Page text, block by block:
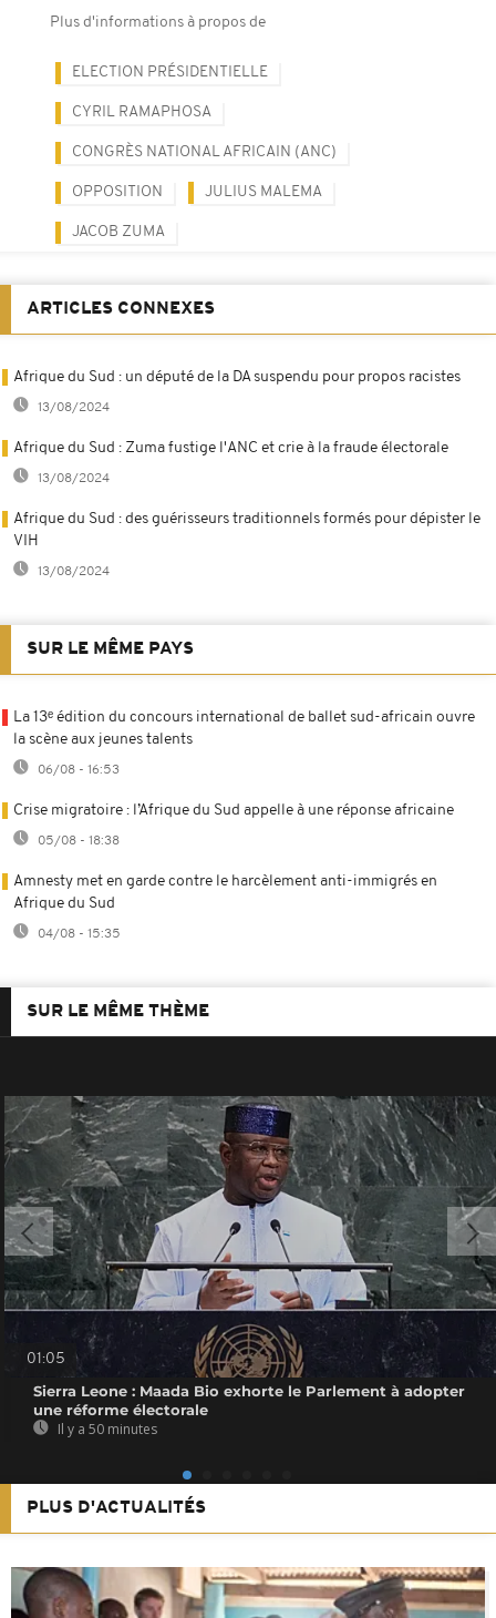
Plus d'informations à propos de
ELECTION PRÉSIDENTIELLE
CYRIL RAMAPHOSA
CONGRÈS NATIONAL AFRICAIN (ANC)
OPPOSITION JULIUS MALEMA
JACOB ZUMA
ARTICLES CONNEXES
Afrique du Sud : un député de la DA suspendu pour propos racistes
13/08/2024
Afrique du Sud : Zuma fustige l'ANC et crie à la fraude électorale
13/08/2024
Afrique du Sud : des guérisseurs traditionnels formés pour dépister le
VIH
13/08/2024
SUR LE MÊME PAYS
La 13ᵉ édition du concours international de ballet sud-africain ouvre
la scène aux jeunes talents
06/08 - 16:53
Crise migratoire : l’Afrique du Sud appelle à une réponse africaine
05/08 - 18:38
Amnesty met en garde contre le harcèlement anti-immigrés en
Afrique du Sud
04/08 - 15:35
SUR LE MÊME THÈME
01:05
Sierra Leone : Maada Bio exhorte le Parlement à adopter
une réforme électorale
Il y a 50 minutes
PLUS D'ACTUALITÉS